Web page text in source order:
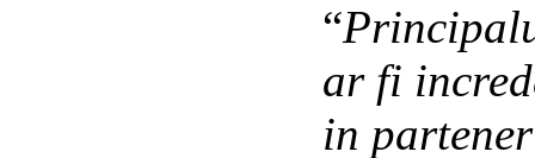
“
ar fi
in